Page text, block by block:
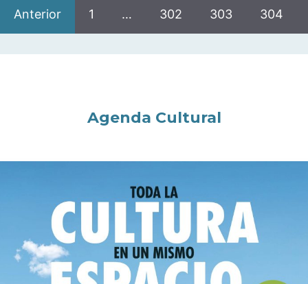
Anterior 1 … 302 303 304
Agenda Cultural